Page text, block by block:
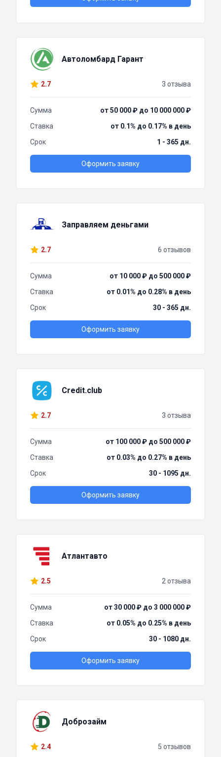
Автоломбард Гарант
2.7 3 отзыва
Сумма
от 50 000 ₽ до 10 000 000 ₽
Ставка
от 0.1% до 0.17% в день
Срок
1 - 365 дн.
Оформить заявку
Заправляем деньгами
2.7 6 отзывов
Сумма
от 10 000 ₽ до 500 000 ₽
Ставка
от 0.01% до 0.28% в день
Срок
30 - 365 дн.
Оформить заявку
Credit.club
2.7 3 отзыва
Сумма
от 100 000 ₽ до 500 000 ₽
Ставка
от 0.03% до 0.27% в день
Срок
30 - 1095 дн.
Оформить заявку
Атлантавто
2.5 2 отзыва
Сумма
от 30 000 ₽ до 3 000 000 ₽
Ставка
от 0.05% до 0.25% в день
Срок
30 - 1080 дн.
Оформить заявку
Доброзайм
2.4 5 отзывов